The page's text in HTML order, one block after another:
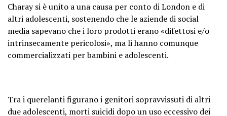
Charay si è unito a una causa per conto di London e di
altri adolescenti, sostenendo che le aziende di social
media sapevano che i loro prodotti erano «difettosi e/o
intrinsecamente pericolosi», ma li hanno comunque
commercializzati per bambini e adolescenti.
Tra i querelanti figurano i genitori sopravvissuti di altri
due adolescenti, morti suicidi dopo un uso eccessivo dei